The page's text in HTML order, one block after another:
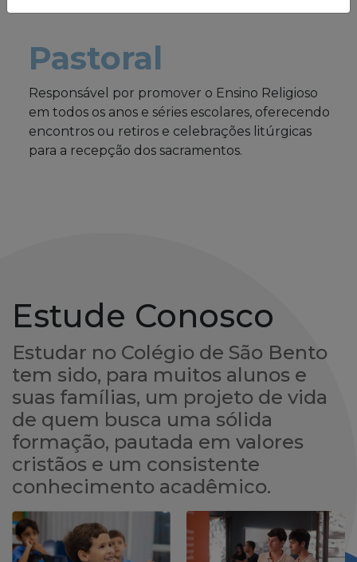
Pastoral
Responsável por promover o Ensino Religioso
em todos os anos e séries escolares, oferecendo
encontros ou retiros e celebrações litúrgicas
para a recepção dos sacramentos.
Estude Conosco
Estudar no Colégio de São Bento
tem sido, para muitos alunos e
suas famílias, um projeto de vida
de quem busca uma sólida
formação, pautada em valores
cristãos e um consistente
conhecimento acadêmico.